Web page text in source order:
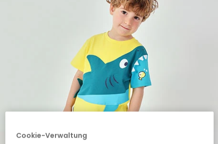
Start der Bestellung
Cookie-Verwaltung